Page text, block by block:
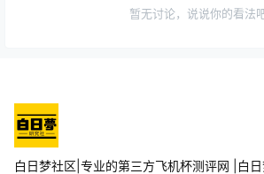
暂无讨论，说说你的看法
白日梦社区|专业的第三方飞机杯测评网 |白